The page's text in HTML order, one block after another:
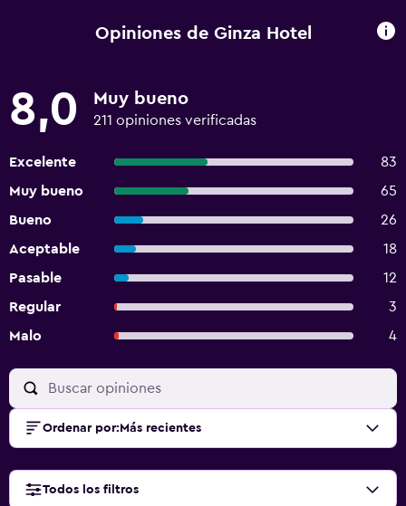
Opiniones de Ginza Hotel
8,0 Muy bueno
211 opiniones verificadas
Excelente
83
Muy bueno
65
Bueno
26
Aceptable
18
Pasable
12
Regular
3
Malo
4
Ordenar por: Más recientes
Todos los filtros